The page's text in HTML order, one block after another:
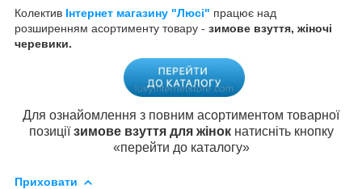
Колектив Інтернет магазину "Люсі" працює над
розширенням асортименту товару - зимове взуття, жіночі
черевики.
Для ознайомлення з повним асортиментом товарної
позиціїзимове взуття для жінокнатисніть кнопку
«перейти до каталогу»
Приховати